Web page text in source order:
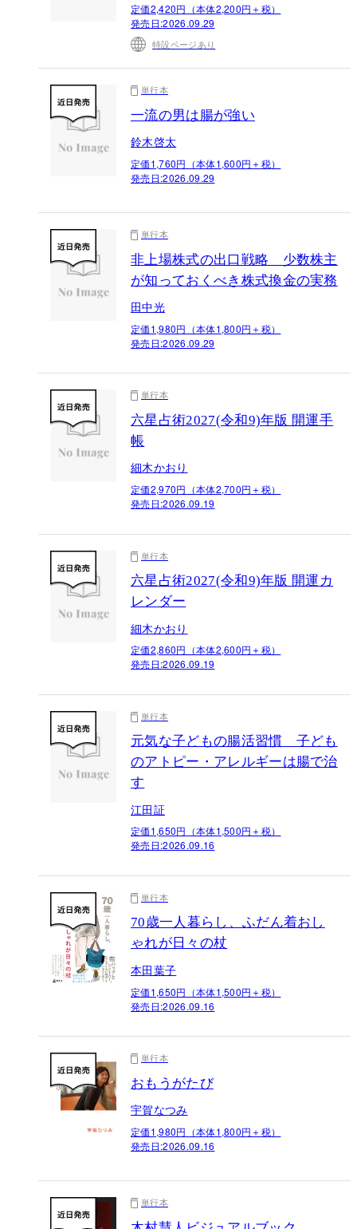
定価2,420円（本体2,200円＋税）
発売日:2026.09.29
特設ページあり
単行本
一流の男は腸が強い
鈴木啓太
定価1,760円（本体1,600円＋税）
発売日:2026.09.29
単行本
非上場株式の出口戦略 少数株主
が知っておくべき株式換金の実務
田中光
定価1,980円（本体1,800円＋税）
発売日:2026.09.29
単行本
六星占術2027(令和9)年版 開運手
帳
細木かおり
定価2,970円（本体2,700円＋税）
発売日:2026.09.19
単行本
六星占術2027(令和9)年版 開運カ
レンダー
細木かおり
定価2,860円（本体2,600円＋税）
発売日:2026.09.19
単行本
元気な子どもの腸活習慣 子ども
のアトピー・アレルギーは腸で治
す
江田証
定価1,650円（本体1,500円＋税）
発売日:2026.09.16
単行本
70歳一人暮らし、ふだん着おし
ゃれが日々の杖
本田葉子
定価1,650円（本体1,500円＋税）
発売日:2026.09.16
単行本
おもうがたび
宇賀なつみ
定価1,980円（本体1,800円＋税）
発売日:2026.09.16
単行本